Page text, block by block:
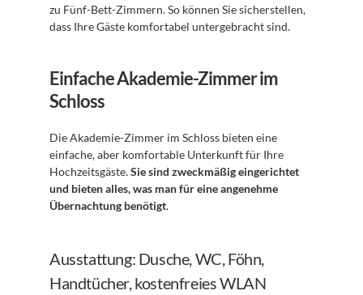
zu Fünf-Bett-Zimmern. So können Sie sicherstellen,
dass Ihre Gäste komfortabel untergebracht sind.
Einfache Akademie-Zimmer im
Schloss
Die Akademie-Zimmer im Schloss bieten eine
einfache, aber komfortable Unterkunft für Ihre
Hochzeitsgäste. Sie sind zweckmäßig eingerichtet
und bieten alles, was man für eine angenehme
Übernachtung benötigt.
Ausstattung: Dusche, WC, Föhn,
Handtücher, kostenfreies WLAN